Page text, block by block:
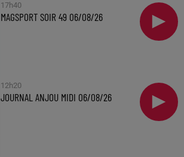
17h40
MAGSPORT SOIR 49 06/08/26
12h20
JOURNAL ANJOU MIDI 06/08/26